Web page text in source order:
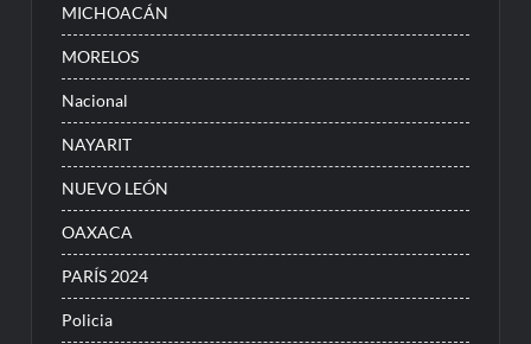
MICHOACÁN
MORELOS
Nacional
NAYARIT
NUEVO LEÓN
OAXACA
PARÍS 2024
Policia